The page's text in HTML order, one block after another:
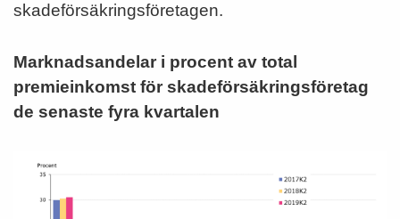
skadeförsäkringsföretagen.
Marknadsandelar i procent av total
premieinkomst för skadeförsäkringsföretag
de senaste fyra kvartalen